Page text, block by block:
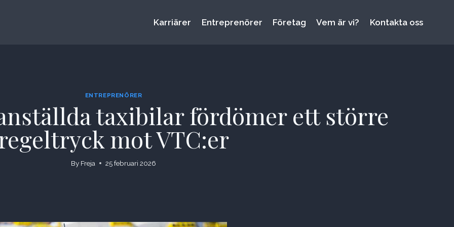
Karriärer Entreprenörer Företag Vem är vi? Kontakta oss
ENTREPRENÖRER
taxibilar fördömer ett större
mot VTC:er
By Freja 25 februari 2026